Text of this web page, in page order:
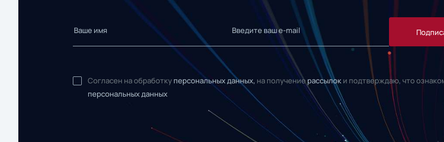
Согласен на обработку персональных данных, на получениерассылок и подтверждаю, что
персональных данных